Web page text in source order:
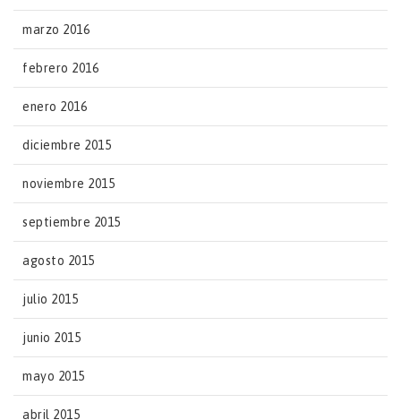
marzo 2016
febrero 2016
enero 2016
diciembre 2015
noviembre 2015
septiembre 2015
agosto 2015
julio 2015
junio 2015
mayo 2015
abril 2015